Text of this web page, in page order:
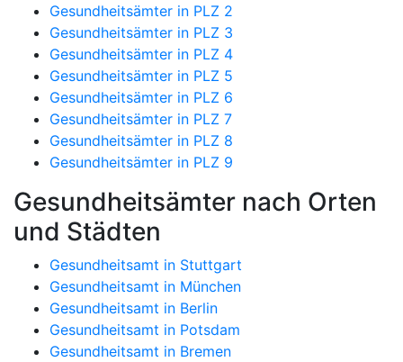
Gesundheitsämter in PLZ 2
Gesundheitsämter in PLZ 3
Gesundheitsämter in PLZ 4
Gesundheitsämter in PLZ 5
Gesundheitsämter in PLZ 6
Gesundheitsämter in PLZ 7
Gesundheitsämter in PLZ 8
Gesundheitsämter in PLZ 9
Gesundheitsämter nach Orten
und Städten
Gesundheitsamt in Stuttgart
Gesundheitsamt in München
Gesundheitsamt in Berlin
Gesundheitsamt in Potsdam
Gesundheitsamt in Bremen